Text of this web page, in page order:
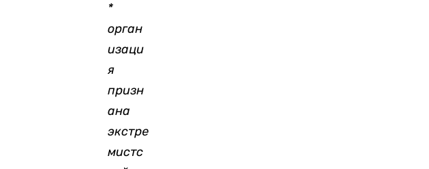
*
орган
изаци
я
призн
ана
экстре
мистс